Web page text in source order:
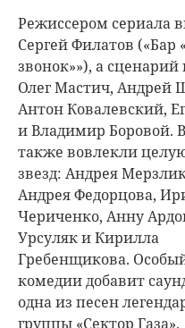
Режиссером сериала
Сергей Филатов («Бар
звонок»»), а
Олег Мастич, Андрей
Антон Ковалевский,
и Владимир Боровой.
также вовлекли
звезд: Андрея
Андрея Федорцова,
Чериченко, Анну
Урсуляк и Кирилла
Гребенщикова.
комедии добавит
одна из песен
группы «Сектор Газа».